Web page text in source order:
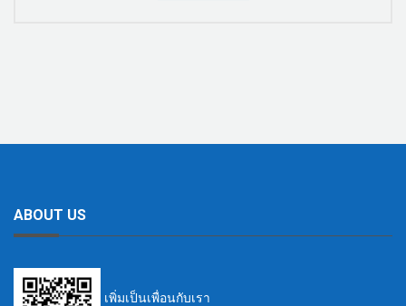
ABOUT US
เพิ่มเป็นเพื่อนกับเรา